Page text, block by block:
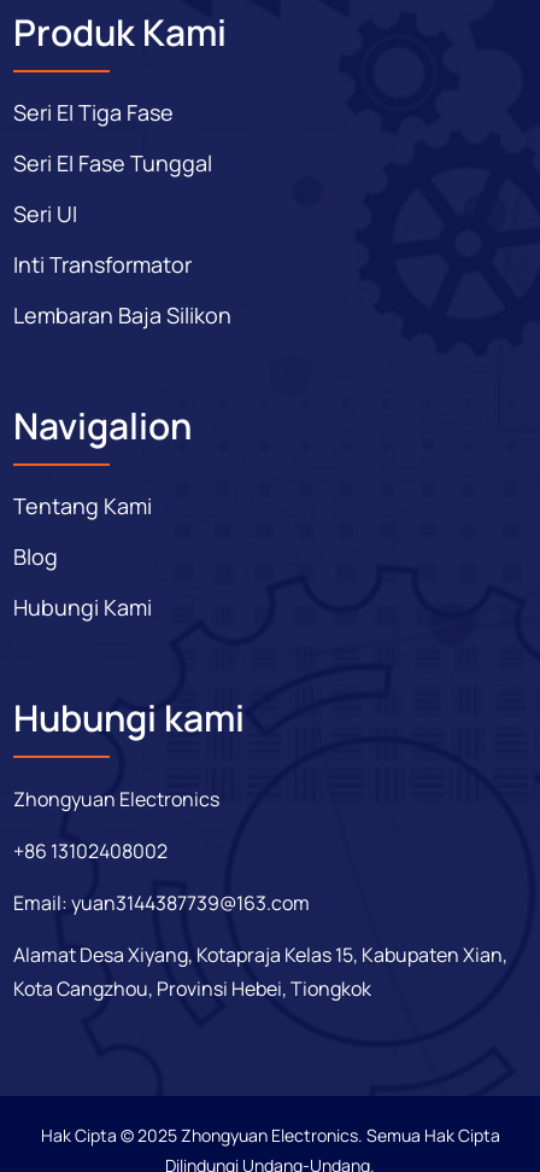
Produk Kami
Seri EI Tiga Fase
Seri EI Fase Tunggal
Seri UI
Inti Transformator
Lembaran Baja Silikon
Navigalion
Tentang Kami
Blog
Hubungi Kami
Hubungi kami
Zhongyuan Electronics
+86 13102408002
Email:yuan3144387739@163.com
Alamat Desa Xiyang, Kotapraja Kelas 15, Kabupaten Xian,
Kota Cangzhou, Provinsi Hebei, Tiongkok
Hak Cipta © 2025 Zhongyuan Electronics. Semua Hak Cipta
Dilindungi Undang-Undang.